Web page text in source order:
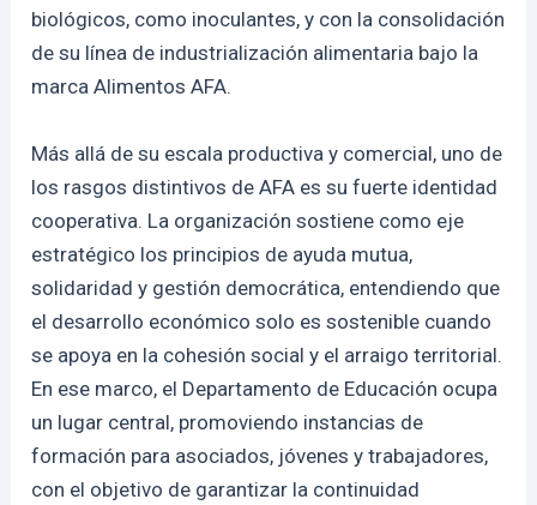
biológicos, como inoculantes, y con la consolidación
de su línea de industrialización alimentaria bajo la
marca Alimentos AFA.
Más allá de su escala productiva y comercial, uno de
los rasgos distintivos de AFA es su fuerte identidad
cooperativa. La organización sostiene como eje
estratégico los principios de ayuda mutua,
solidaridad y gestión democrática, entendiendo que
el desarrollo económico solo es sostenible cuando
se apoya en la cohesión social y el arraigo territorial.
En ese marco, el Departamento de Educación ocupa
un lugar central, promoviendo instancias de
formación para asociados, jóvenes y trabajadores,
con el objetivo de garantizar la continuidad